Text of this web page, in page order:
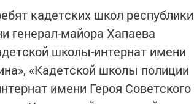
кадетских школ
генерал-майора Хапаева
школы-интернат имени
«Кадетской школы полиции
имени Героя Советского